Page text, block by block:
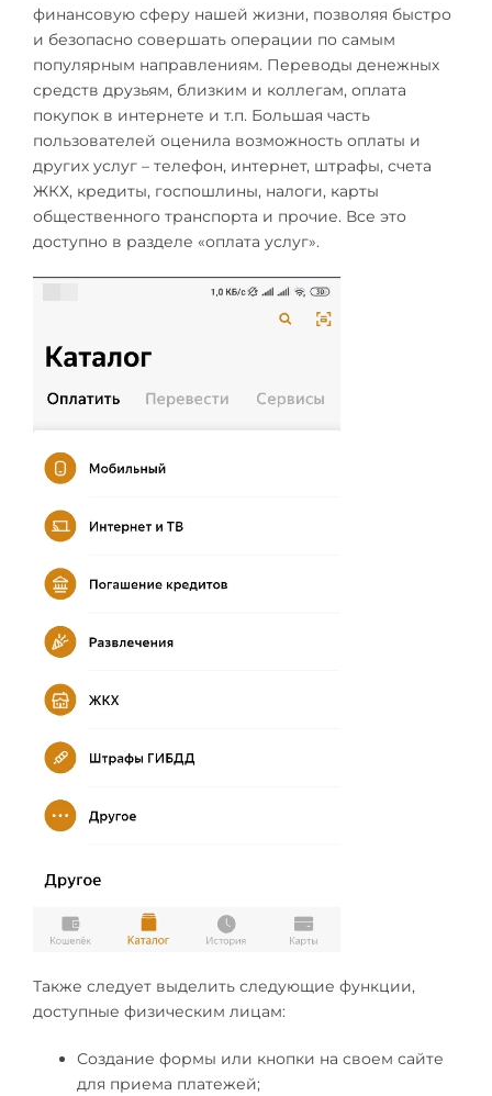
финансовую сферу нашей жизни, позволяя быстро
и безопасно совершать операции по самым
популярным направлениям. Переводы денежных
средств друзьям, близким и коллегам, оплата
покупок в интернете и т.п. Большая часть
пользователей оценила возможность оплаты и
других услуг – телефон, интернет, штрафы, счета
ЖКХ, кредиты, госпошлины, налоги, карты
общественного транспорта и прочие. Все это
доступно в разделе «оплата услуг».
Также следует выделить следующие функции,
доступные физическим лицам:
Создание формы или кнопки на своем сайте
для приема платежей;